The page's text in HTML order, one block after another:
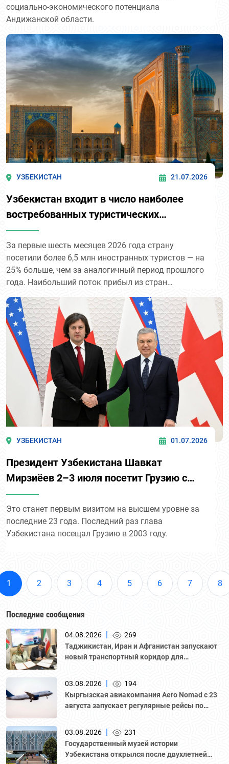
социально-экономического потенциала
Андижанской области.
УЗБЕКИСТАН 21.07.2026
Узбекистан входит в число наиболее
востребованных туристических
направлений в регионе.
За первые шесть месяцев 2026 года страну
посетили более 6,5 млн иностранных туристов — на
25% больше, чем за аналогичный период прошлого
года. Наибольший поток прибыл из стран
Центральной Азии: Кыргызстана (1,87 млн),
Казахстана (1,55 млн) и Таджикистана (1,47 млн).
Среди дальних стран лидируют Россия (585,5 тыс.),
Китай (223,5 тыс.) и Турция (95,5 тыс.). Устойчивый
рост турпотока отражает растущий интерес к
историческому и культурному наследию
Узбекистана на международной арене.
УЗБЕКИСТАН 01.07.2026
Президент Узбекистана Шавкат
Мирзиёев 2–3 июля посетит Грузию с
государственным визитом.
Это станет первым визитом на высшем уровне за
последние 23 года. Последний раз глава
Узбекистана посещал Грузию в 2003 году.
1 2 3 4 5 6 7 8
Последние сообщения
04.08.2026 |
269
Таджикистан, Иран и Афганистан запускают
новый транспортный коридор для
03.08.2026 |
194
Кыргызская авиакомпания Aero Nomad с 23
августа запускает регулярные рейсы по
03.08.2026 |
231
Государственный музей истории
Узбекистана открылся после двухлетней